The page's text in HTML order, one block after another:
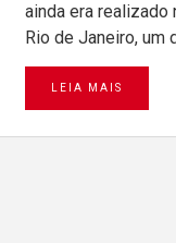
ainda era realizado
Rio de Janeiro, um
LEIA MAIS